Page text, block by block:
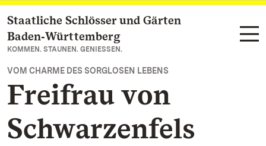
Zum Hauptinhalt springen
Staatliche Schlösser und Gärten
Baden‑Württemberg
KOMMEN. STAUNEN. GENIESSEN.
VOM CHARME DES SORGLOSEN LEBENS
Freifrau von
Schwarzenfels